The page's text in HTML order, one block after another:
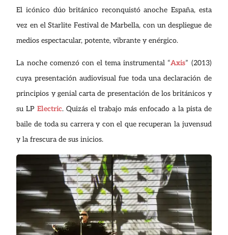
El icónico dúo británico reconquistó anoche España, esta
vez en el Starlite Festival de Marbella, con un despliegue de
medios espectacular, potente, vibrante y enérgico.
La noche comenzó con el tema instrumental “Axis” (2013)
cuya presentación audiovisual fue toda una declaración de
principios y genial carta de presentación de los británicos y
su LPElectric. Quizás el trabajo más enfocado a la pista de
baile de toda su carrera y con el que recuperan la juvensud
y la frescura de sus inicios.